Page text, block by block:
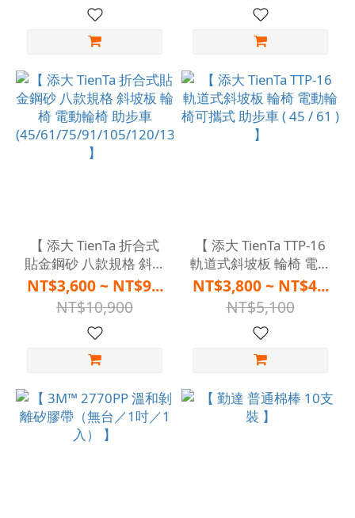
【 添大 TienTa 折合式
貼金鋼砂 八款規格 斜坡
板 輪椅 電動輪椅 助步
車
(45/61/75/91/105/120/135/150)
】
NT$3,600 ~ NT$9...
NT$10,900
【 添大 TienTa TTP-16
軌道式斜坡板 輪椅 電動
輪椅可攜式 助步車 ( 45
/ 61 ) 】
NT$3,800 ~ NT$4...
NT$5,100